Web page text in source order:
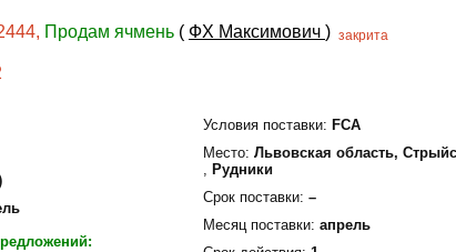
Продам ячмень ( ФХ Максимович ) закрита
Условия поставки: FCA
Место: Львовская область,
, Рудники
Срок поставки: –
Месяц поставки: апрель